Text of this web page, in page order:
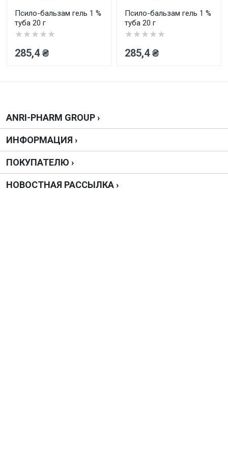
Псило-бальзам гель 1 %
туба 20 г
★★★★★
285,4 ₴
Псило-бальзам гель 1 %
туба 20 г
★★★★★
285,4 ₴
ANRI-PHARM GROUP ›
ИНФОРМАЦИЯ ›
ПОКУПАТЕЛЮ ›
НОВОСТНАЯ РАССЫЛКА ›